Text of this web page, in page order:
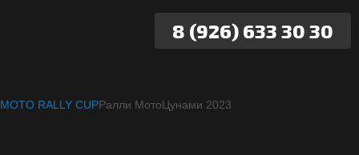
8 (926) 633 30 30
MOTO RALLY CUPРалли МотоЦунами 2023